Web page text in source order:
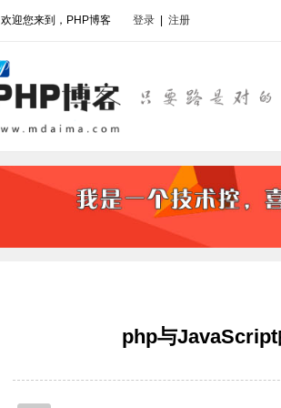
欢迎您来到，PHP博客 登录 注册
php与JavaScript